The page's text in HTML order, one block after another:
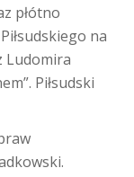
płótno
na
Ludomira
Piłsudski